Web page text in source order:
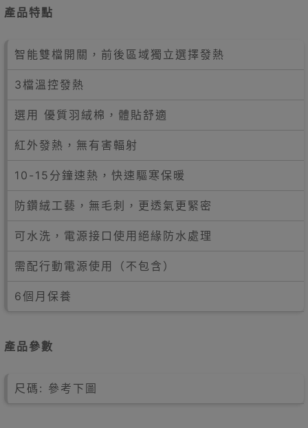
產品特點
智能雙檔開關，前後區域獨立選擇發熱
3檔溫控發熱
選用 優質羽絨棉，體貼舒適
紅外發熱，無有害輻射
10-15分鐘速熱，快速驅寒保暖
防鑽絨工藝，無毛刺，更透氣更緊密
可水洗，電源接口使用絕緣防水處理
需配行動電源使用（不包含）
6個月保養
產品參數
尺碼: 參考下圖